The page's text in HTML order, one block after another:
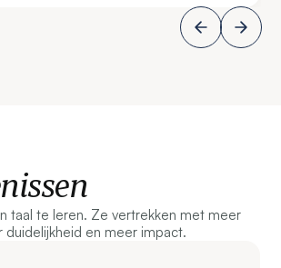
taal te leren. Ze vertrekken met meer
duidelijkheid en meer impact.